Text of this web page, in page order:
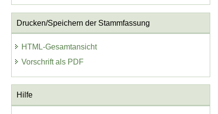
Drucken/Speichern der Stammfassung
HTML-Gesamtansicht
Vorschrift als PDF
Hilfe